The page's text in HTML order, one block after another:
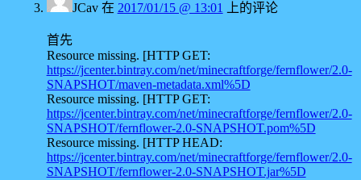
JCav在 2017/01/15 @ 13:01 上的评论
首先
Resource missing. [HTTP GET:
https://jcenter.bintray.com/net/minecraftforge/fernflower/2.0-
SNAPSHOT/maven-metadata.xml%5D
Resource missing. [HTTP GET:
https://jcenter.bintray.com/net/minecraftforge/fernflower/2.0-
SNAPSHOT/fernflower-2.0-SNAPSHOT.pom%5D
Resource missing. [HTTP HEAD:
https://jcenter.bintray.com/net/minecraftforge/fernflower/2.0-
SNAPSHOT/fernflower-2.0-SNAPSHOT.jar%5D